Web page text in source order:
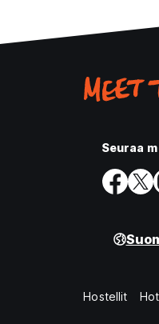
Seuraa
Hostellit